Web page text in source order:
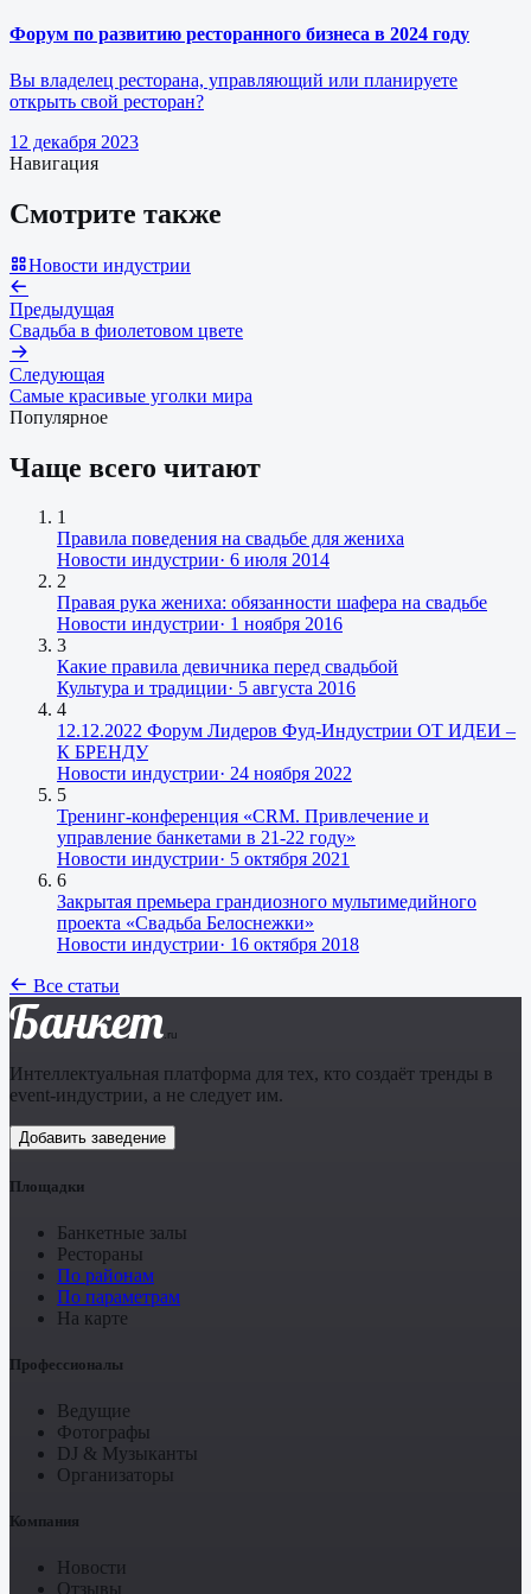
Форум по развитию ресторанного бизнеса в 2024 году
Вы владелец ресторана, управляющий или планируете
открыть свой ресторан?
12 декабря 2023
Навигация
Смотрите также
Новости индустрии
Предыдущая
Свадьба в фиолетовом цвете
Следующая
Самые красивые уголки мира
Популярное
Чаще всего читают
1
Правила поведения на свадьбе для жениха
Новости индустрии· 6 июля 2014
2
Правая рука жениха: обязанности шафера на свадьбе
Новости индустрии· 1 ноября 2016
3
Какие правила девичника перед свадьбой
Культура и традиции· 5 августа 2016
4
12.12.2022 Форум Лидеров Фуд-Индустрии ОТ ИДЕИ –
К БРЕНДУ
Новости индустрии· 24 ноября 2022
5
Тренинг-конференция «CRM. Привлечение и
управление банкетами в 21-22 году»
Новости индустрии· 5 октября 2021
6
Закрытая премьера грандиозного мультимедийного
проекта «Свадьба Белоснежки»
Новости индустрии· 16 октября 2018
Все статьи
Банкет.ru
Интеллектуальная платформа для тех, кто создаёт тренды в
event-индустрии, а не следует им.
Добавить заведение
Площадки
Банкетные залы
Рестораны
По районам
По параметрам
На карте
Профессионалы
Ведущие
Фотографы
DJ & Музыканты
Организаторы
Компания
Новости
Отзывы